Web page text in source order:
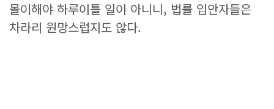
몰이해야 하루이틀 일이 아니니, 법률 입안자들은
차라리 원망스럽지도 않다.